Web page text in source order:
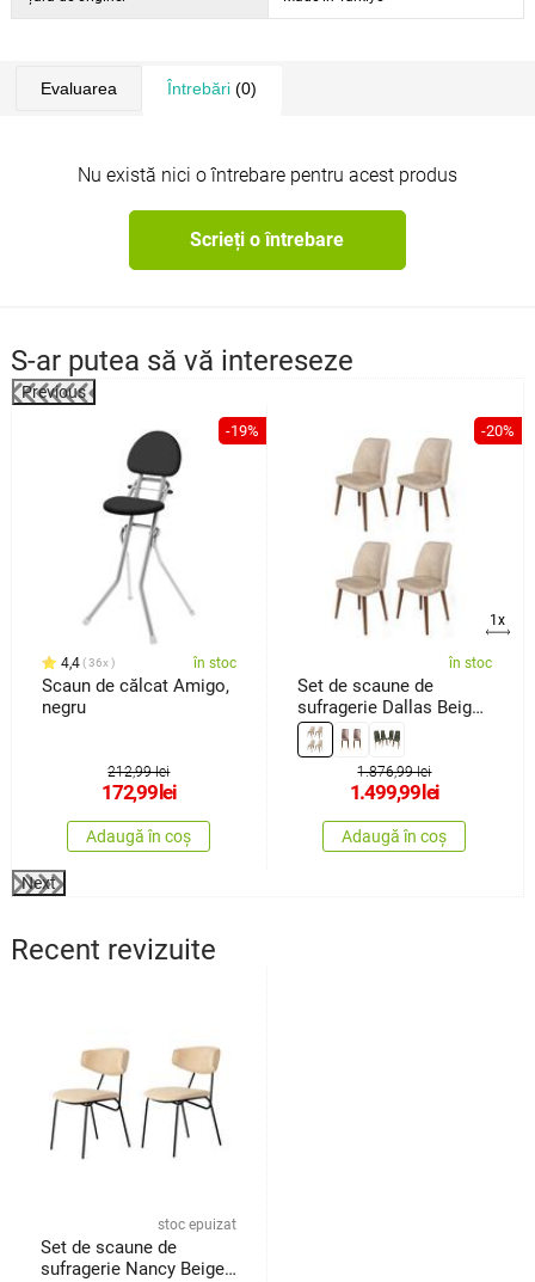
Evaluarea Întrebări(0)
Nu există nici o întrebare pentru acest produs
Scrieți o întrebare
S-ar putea să vă intereseze
Previous
-19%
4,4 36x în stoc
Scaun de călcat Amigo,
negru
212,99 lei
172,99 lei
Adaugă în coș
-20%
1x
în stoc
Set de scaune de
sufragerie Dallas Beige
and Brown, 4 buc.
1.876,99 lei
1.499,99 lei
Adaugă în coș
Next
Recent revizuite
stoc epuizat
Set de scaune de
sufragerie Nancy Beige